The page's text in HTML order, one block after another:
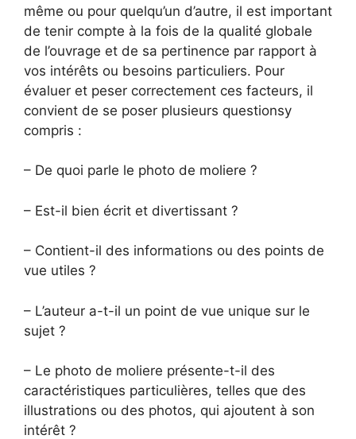
même ou pour quelqu’un d’autre, il est important
de tenir compte à la fois de la qualité globale
de l’ouvrage et de sa pertinence par rapport à
vos intérêts ou besoins particuliers. Pour
évaluer et peser correctement ces facteurs, il
convient de se poser plusieurs questionsy
compris :
– De quoi parle le photo de moliere ?
– Est-il bien écrit et divertissant ?
– Contient-il des informations ou des points de
vue utiles ?
– L’auteur a-t-il un point de vue unique sur le
sujet ?
– Le photo de moliere présente-t-il des
caractéristiques particulières, telles que des
illustrations ou des photos, qui ajoutent à son
intérêt ?